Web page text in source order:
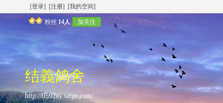
[登录] [注册] [我的空间]
粉丝 14人 加关注
结義鸽舍
http://0592ay.saige.com/